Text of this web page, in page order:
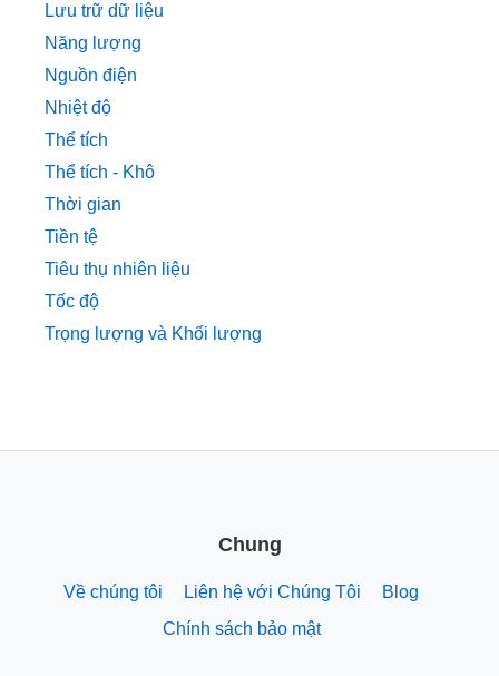
Lưu trữ dữ liệu
Năng lượng
Nguồn điện
Nhiệt độ
Thể tích
Thể tích - Khô
Thời gian
Tiền tệ
Tiêu thụ nhiên liệu
Tốc độ
Trọng lượng và Khối lượng
Chung
Về chúng tôi Liên hệ với Chúng Tôi
Blog
Chính sách bảo mật